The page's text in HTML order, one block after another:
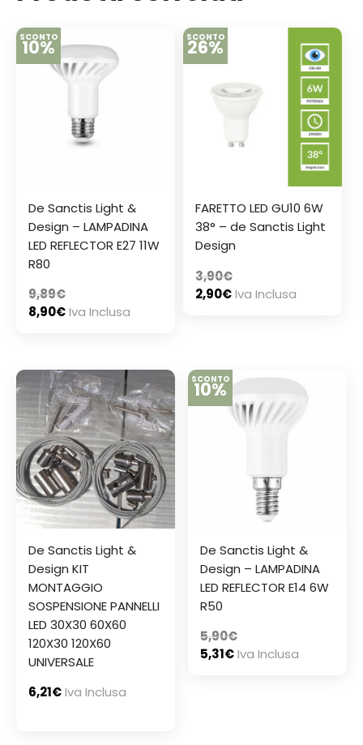
SCONTO
10%
De Sanctis Light &
Design – LAMPADINA
LED REFLECTOR E27 11W
R80
9,89€
8,90€Iva Inclusa
SCONTO
26%
FARETTO LED GU10 6W
38° – de Sanctis Light
Design
3,90€
2,90€Iva Inclusa
De Sanctis Light &
Design KIT
MONTAGGIO
SOSPENSIONE PANNELLI
LED 30X30 60X60
120X30 120X60
UNIVERSALE
6,21€Iva Inclusa
SCONTO
10%
De Sanctis Light &
Design – LAMPADINA
LED REFLECTOR E14 6W
R50
5,90€
5,31€Iva Inclusa